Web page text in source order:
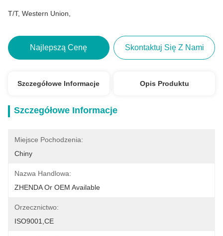
T/T, Western Union,
Najlepszą Cenę Skontaktuj Się Z Nami
Szczegółowe Informacje Opis Produktu
Szczegółowe Informacje
Miejsce Pochodzenia:
Chiny
Nazwa Handlowa:
ZHENDA Or OEM Available
Orzecznictwo:
ISO9001,CE